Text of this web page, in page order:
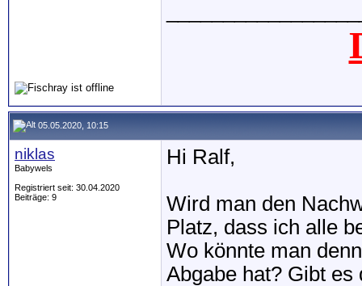
05.05.2020, 10:15
niklas
Babywels
Registriert seit: 30.04.2020
Beiträge: 9
Hi Ralf,
Wird man den
Platz, dass ich alle
Wo könnte man
Abgabe hat? Gibt